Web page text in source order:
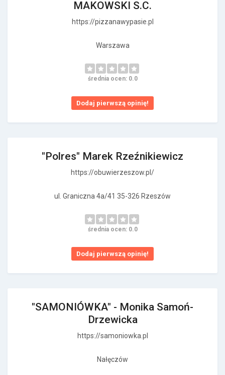
MAKOWSKI S.C.
https://pizzanawypasie.pl
Warszawa
średnia ocen: 0.0
Dodaj pierwszą opinię!
"Polres" Marek Rzeźnikiewicz
https://obuwierzeszow.pl/
ul. Graniczna 4a/41 35-326 Rzeszów
średnia ocen: 0.0
Dodaj pierwszą opinię!
"SAMONIÓWKA" - Monika Samoń-
Drzewicka
https://samoniowka.pl
Nałęczów